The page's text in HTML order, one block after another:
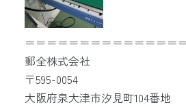
＝＝＝＝＝＝＝＝＝＝＝＝＝＝
郵全株式会社
〒595-0054
大阪府泉大津市汐見町104番地